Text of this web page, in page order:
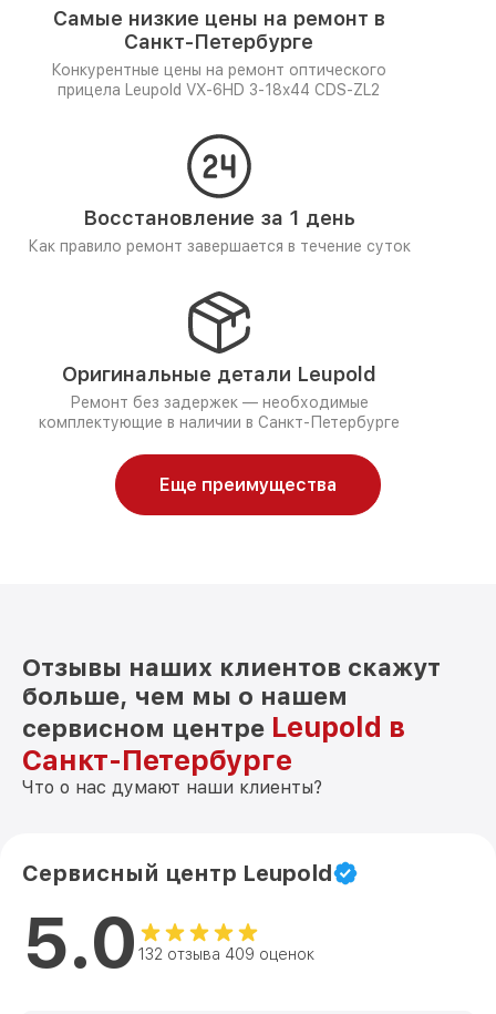
Самые низкие цены на ремонт в
Санкт-Петербурге
Конкурентные цены на ремонт оптического
прицела Leupold VX-6HD 3-18x44 CDS-ZL2
Восстановление за 1 день
Как правило ремонт завершается в течение суток
Оригинальные детали Leupold
Ремонт без задержек — необходимые
комплектующие в наличии в Санкт-Петербурге
Еще преимущества
Отзывы наших клиентов скажут
больше, чем мы о нашем
сервисном центре Leupold в
Санкт-Петербурге
Что о нас думают наши клиенты?
Сервисный центр Leupold
5.0 132 отзыва 409 оценок